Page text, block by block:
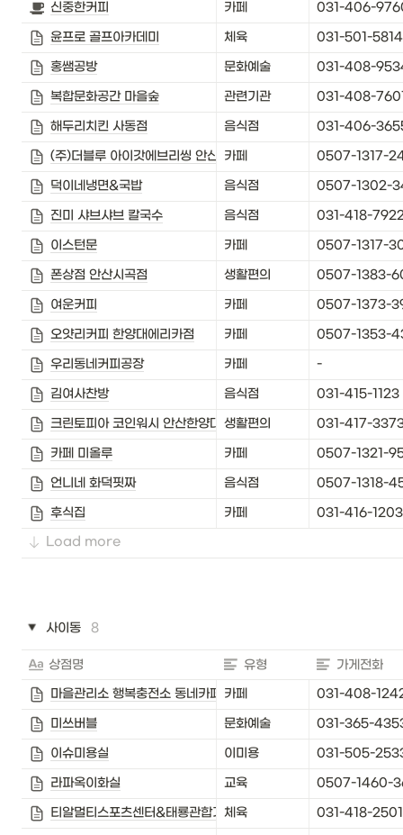
신중한커피 카페
031-406-
윤프로 골프아카데미
체육
031-501-5814
홍쌤공방
문화예술
031-408-
복합문화공간 마을숲
관련기관
031-408-
해두리치킨 사동점
음식점
031-406-
(주)더블루 아이갓에브리씽 안산교육지원청점
카페
0507-1317-
덕이네냉면&국밥
음식점
0507-1302-
진미 샤브샤브 칼국수
음식점
031-418-
이스턴문
카페
0507-1317-
폰상점 안산시곡점
생활편의
0507-1383-
여운커피
카페
0507-1373-
오얏리커피 한양대에리카점
카페
0507-1353-
우리동네커피공장
카페
-
김여사찬방
음식점
031-415-1123
크린토피아 코인워시 안산한양대점생활편의
031-417-
카페 미올루
카페
0507-1321-
언니네 화덕핏짜
음식점
0507-1318-
후식집
카페
031-416-1203
Load more
사이동 8
상점명 유형
가게전화
마을관리소 행복충전소 동네카페 카페
031-408-
미쓰버블
문화예술
031-365-
이슈미용실
이미용
031-505-
라파옥이화실
교육
0507-1460-
티알멀티스포츠센터&태룡관합기도체육
031-418-2501